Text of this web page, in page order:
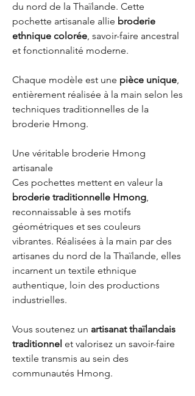
du nord de la Thaïlande. Cette
pochette artisanale allie broderie
ethnique colorée, savoir-faire ancestral
et fonctionnalité moderne.
Chaque modèle est une pièce unique,
entièrement réalisée à la main selon les
techniques traditionnelles de la
broderie Hmong.
Une véritable broderie Hmong
artisanale
Ces pochettes mettent en valeur la
broderie traditionnelle Hmong,
reconnaissable à ses motifs
géométriques et ses couleurs
vibrantes. Réalisées à la main par des
artisanes du nord de la Thaïlande, elles
incarnent un textile ethnique
authentique, loin des productions
industrielles.
Vous soutenez un artisanat thaïlandais
traditionnel et valorisez un savoir-faire
textile transmis au sein des
communautés Hmong.